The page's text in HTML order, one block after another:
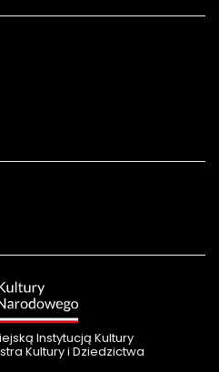
Instytucją Kultury
Kultury i Dziedzictwa
za pomocą plików
informatycznych,
treści do potrzeb
Jeżeli nie
zapisywanie, należy opuścić